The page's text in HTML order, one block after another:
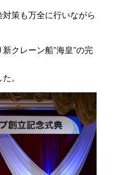
策も万全に行いながら
クレーン船”海皇”の完
。